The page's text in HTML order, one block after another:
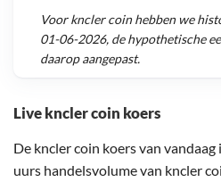
Live kncler coin koers
De kncler coin koers van vandaag
uurs handelsvolume van kncler
Voorkncler coinhebben we
01-06-2026, de hypothetische
daarop aangepast.